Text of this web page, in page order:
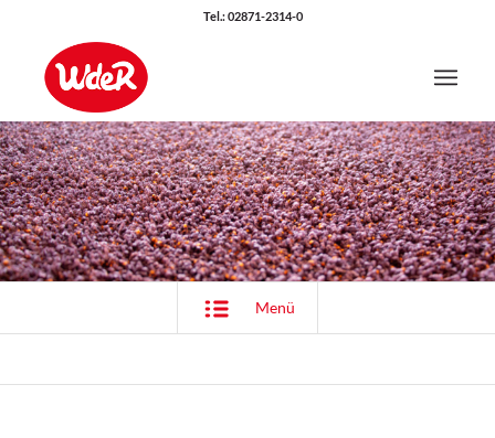
Tel.: 02871-2314-0
Menü